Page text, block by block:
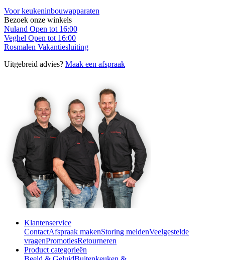
Voor keukeninbouwapparaten
Bezoek onze winkels
Nuland Open tot 16:00
Veghel Open tot 16:00
Rosmalen Vakantiesluiting
Uitgebreid advies? Maak een afspraak
Klantenservice
ContactAfspraak makenStoring meldenVeelgestelde
vragenPromotiesRetourneren
Product categorieën